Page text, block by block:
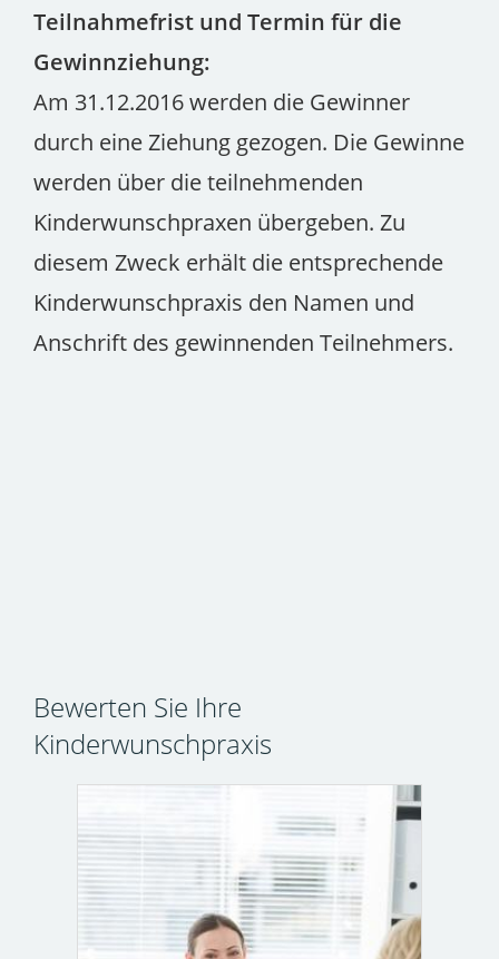
Teilnahmefrist und Termin für die
Gewinnziehung:
Am 31.12.2016 werden die Gewinner
durch eine Ziehung gezogen. Die Gewinne
werden über die teilnehmenden
Kinderwunschpraxen übergeben. Zu
diesem Zweck erhält die entsprechende
Kinderwunschpraxis den Namen und
Anschrift des gewinnenden Teilnehmers.
Bewerten Sie Ihre
Kinderwunschpraxis